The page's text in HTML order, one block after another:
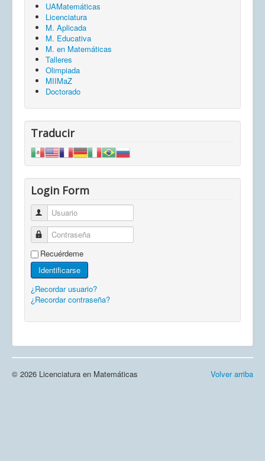
UAMatemáticas
Licenciatura
M. Aplicada
M. Educativa
M. en Matemáticas
Talleres
Olimpiada
MIIMaZ
Doctorado
Traducir
Login Form
Usuario
Contraseña
Recuérdeme
Identificarse
¿Recordar usuario?
¿Recordar contraseña?
Volver arriba
© 2026 Licenciatura en Matemáticas